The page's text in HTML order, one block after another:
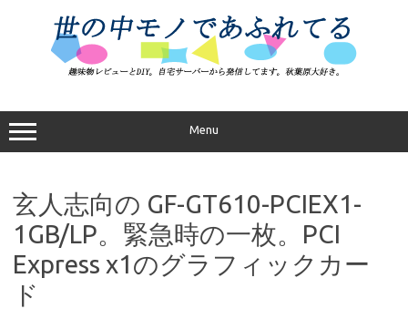
プ
Menu
玄人志向の GF-GT610-PCIEX1-
1GB/LP。緊急時の一枚。PCI
Express x1のグラフィックカー
ド